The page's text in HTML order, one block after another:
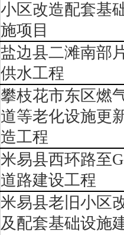
小区改造配套基
施项目
盐边县二滩南部
供水工程
攀枝花市东区燃
道等老化设施更
造工程
米易县西环路至
道路建设工程
米易县老旧小区
及配套基础设施